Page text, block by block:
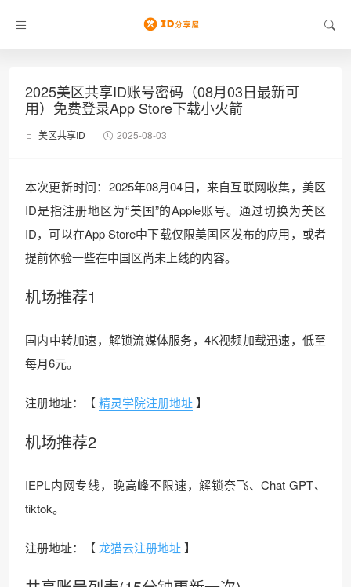
2025美区共享ID账号密码（08月03日最新可
用）免费登录App Store下载小火箭
美区共享ID 2025-08-03
本次更新时间：2025年08月04日，来自互联网收集，美区
ID是指注册地区为“美国”的Apple账号。通过切换为美区
ID，可以在App Store中下载仅限美国区发布的应用，或者
提前体验一些在中国区尚未上线的内容。
机场推荐1
国内中转加速，解锁流媒体服务，4K视频加载迅速，低至
每月6元。
注册地址：【精灵学院注册地址】
机场推荐2
IEPL内网专线，晚高峰不限速，解锁奈飞、Chat GPT、
tiktok。
注册地址：【龙猫云注册地址】